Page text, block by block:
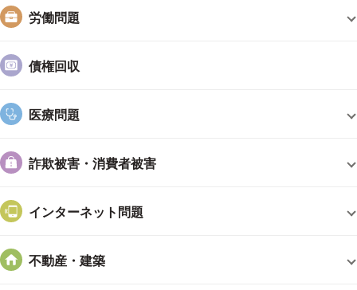
員研究員（Visiting Scholar）。
2011年論文博士（法学）。「アクティビストと情報漏洩
ティビストと情報漏洩（下）」が旬刊商事法務2306号
論文等極めて多数。
職歴
成城大学法学部教授。
授（Visiting Professor）・環太平洋講座（Pacific Rim
Law）担当
労働問題
債権回収
医療問題
詐欺被害・消費者被害
インターネット問題
不動産・建築